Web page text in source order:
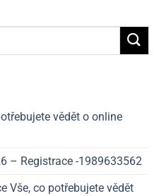
vědět o online
– Registrace -1989633562
Vše, co potřebujete vědět